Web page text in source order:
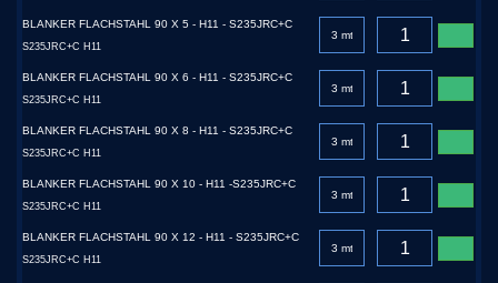
BLANKER FLACHSTAHL 90 X 5 - H11 - S235JRC+C
S235JRC+C H11
BLANKER FLACHSTAHL 90 X 6 - H11 - S235JRC+C
S235JRC+C H11
BLANKER FLACHSTAHL 90 X 8 - H11 - S235JRC+C
S235JRC+C H11
BLANKER FLACHSTAHL 90 X 10 - H11 -S235JRC+C
S235JRC+C H11
BLANKER FLACHSTAHL 90 X 12 - H11 - S235JRC+C
S235JRC+C H11